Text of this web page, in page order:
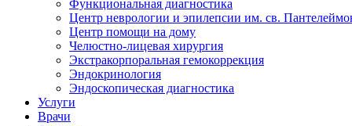
Функциональная диагностика
Центр неврологии и эпилепсии им. св.
Центр помощи на дому
Челюстно-лицевая хирургия
Экстракорпоральная гемокоррекция
Эндокринология
Эндоскопическая диагностика
Услуги
Врачи